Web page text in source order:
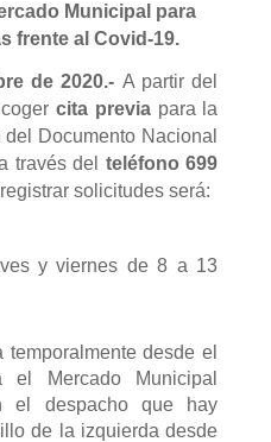
Municipal para
frente al Covid-19.
de 2020.- A partir del
cogercita previapara la
Documento Nacional
través del teléfono 699
solicitudes será:
y viernes de 8 a 13
desde el
el Mercado Municipal
el despacho que hay
de la izquierda desde